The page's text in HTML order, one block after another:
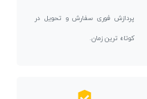
پردازش فوری سفارش و تحویل در
کوتاه ترین زمان.